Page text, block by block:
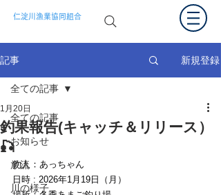
仁淀川漁業協同組合
記事 新規登録
全ての記事
お知らせ
放流
川の様子
全ての記事
釣果報告(キャッチ＆リリース）
🎣
1月20日
釣人：あっちゃん
日時 : 2026年1月19日（月）